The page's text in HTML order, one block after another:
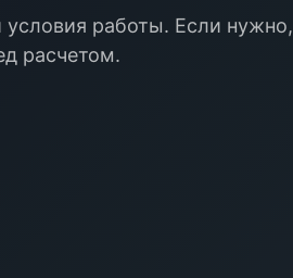
работы. Если нужно,
расчетом.